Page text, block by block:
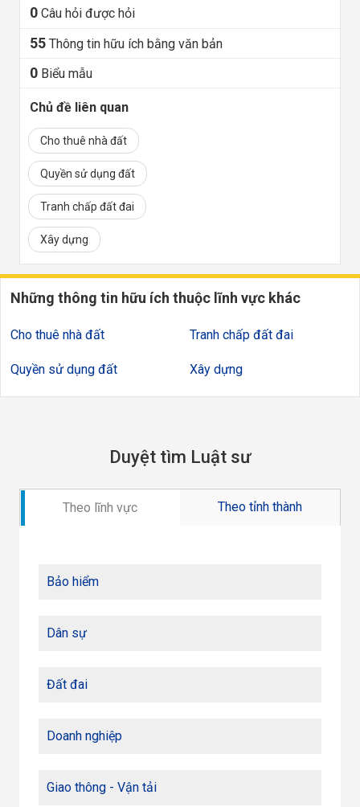
0 Câu hỏi được hỏi
55 Thông tin hữu ích bằng văn bản
0 Biểu mẫu
Chủ đề liên quan
Cho thuê nhà đất
Quyền sử dụng đất
Tranh chấp đất đai
Xây dựng
Những thông tin hữu ích thuộc lĩnh vực khác
Cho thuê nhà đất
Quyền sử dụng đất
Tranh chấp đất đai
Xây dựng
Duyệt tìm Luật sư
Theo lĩnh vực Theo tỉnh thành
Bảo hiểm
Dân sự
Đất đai
Doanh nghiệp
Giao thông - Vận tải